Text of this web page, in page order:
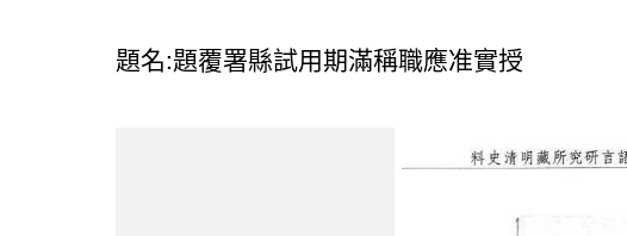
題名:題覆署縣試用期滿稱職應准實授